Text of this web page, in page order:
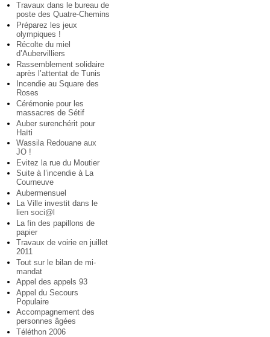
Travaux dans le bureau de
poste des Quatre-Chemins
Préparez les jeux
olympiques !
Récolte du miel
d’Aubervilliers
Rassemblement solidaire
après l’attentat de Tunis
Incendie au Square des
Roses
Cérémonie pour les
massacres de Sétif
Auber surenchérit pour
Haïti
Wassila Redouane aux
JO !
Evitez la rue du Moutier
Suite à l’incendie à La
Courneuve
Aubermensuel
La Ville investit dans le
lien soci@l
La fin des papillons de
papier
Travaux de voirie en juillet
2011
Tout sur le bilan de mi-
mandat
Appel des appels 93
Appel du Secours
Populaire
Accompagnement des
personnes âgées
Téléthon 2006